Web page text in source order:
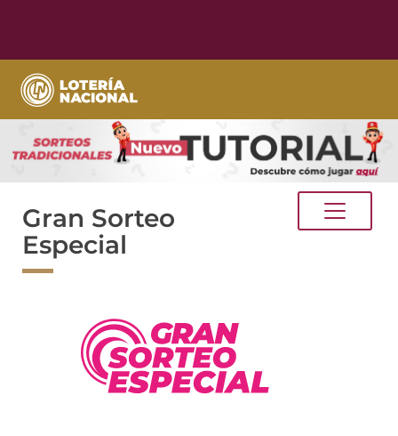
Gran Sorteo
Especial